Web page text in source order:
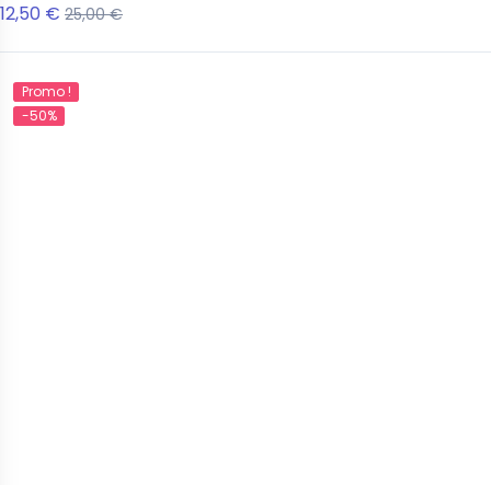
12,50 € 25,00 €
Promo !
-50%